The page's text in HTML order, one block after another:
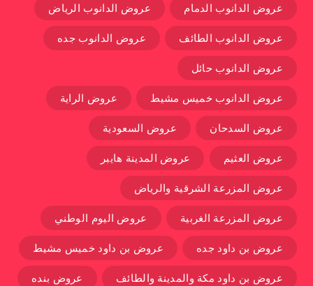
عروض الدانوب الدمام عروض الدانوب الرياض
عروض الدانوب الطائف عروض الدانوب جده
عروض الدانوب حائل
عروض الدانوب خميس مشيط عروض الراية
عروض السدحان عروض السعودية
عروض العثيم عروض المدينة هايبر
عروض المزرعة الشرقية والرياض
عروض المزرعة الغربية عروض اليوم الوطني
عروض بن داود جده عروض بن داود خميس مشيط
عروض بن داود مكة والمدينة والطائف عروض بنده